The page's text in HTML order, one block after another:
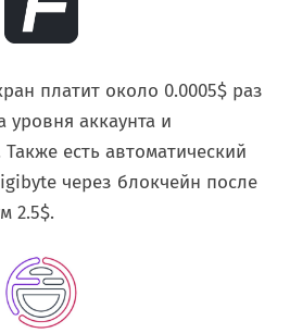
платит около 0.0005$ раз
уровня аккаунта и
есть автоматический
через блокчейн после
2.5$.